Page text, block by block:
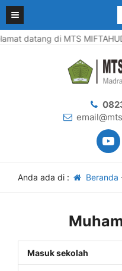
datang di MTS
Anda ada di : Beranda
Masuk sekolah